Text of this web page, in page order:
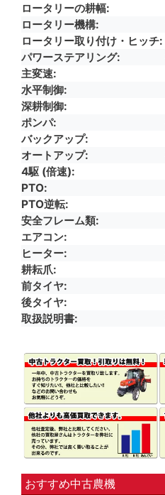
ロータリーの耕幅
ロータリー機構
ロータリー取り付け・ヒッチ
パワーステアリング
主変速
水平制御
深耕制御
ポンパ
バックアップ
オートアップ
4駆 (倍速)
PTO
PTO逆転
安全フレーム類
エアコン
ヒーター
耕耘爪
前タイヤ
後タイヤ
取扱説明書
おすすめ中古農機